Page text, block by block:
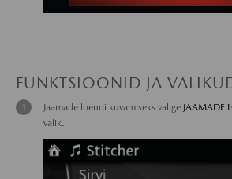
FUNKTSIOONID JA
Jaamade loendi kuvamiseks valige JAAMADE
valik.